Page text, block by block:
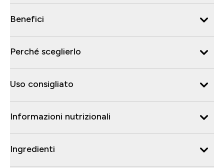
Benefici
Perché sceglierlo
Uso consigliato
Informazioni nutrizionali
Ingredienti